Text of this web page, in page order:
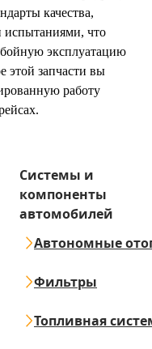
качества,
что
эксплуатацию
этой запчасти вы
работу
Системы и
компоненты
автомобилей
Автономные
Фильтры
Топливная